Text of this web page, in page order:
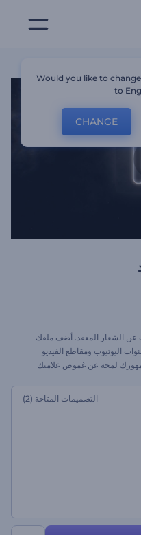
الشعار المعقد. أضف ملفك
اليوتيوب ومقاطع الفيديو
جمهورك لمحة عن غموض علامتك
التصميمات المتاحة (2)
Would you like to
to
CHANGE